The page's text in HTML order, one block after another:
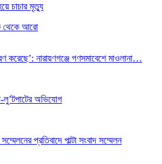
চাচার মৃত্যু
থেকে আরো
করেছে’: নারায়ণগঞ্জে গণসমাবেশে মাওলানা…
লু’টপাটের অভিযোগ
প্রতিবাদে পাল্টা সংবাদ সম্মেলন